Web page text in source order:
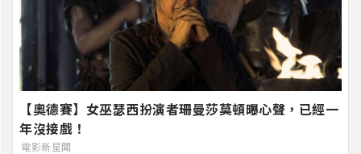
【奧德賽】女巫瑟西扮演者珊曼莎莫頓曝心聲，已經一
年沒接戲！
電影新星聞